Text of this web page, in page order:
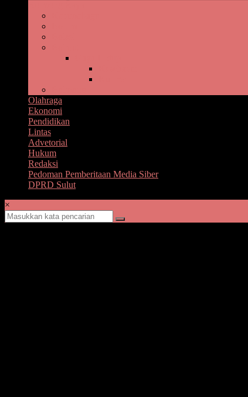
Olahraga
Ekonomi
Pendidikan
Lintas
Advetorial
Hukum
Redaksi
Pedoman Pemberitaan Media Siber
DPRD Sulut
×